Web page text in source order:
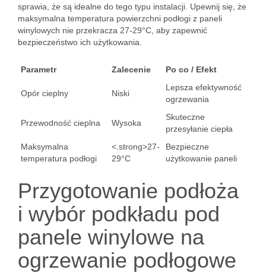
sprawia, że są idealne do tego typu instalacji. Upewnij się, że
maksymalna temperatura powierzchni podłogi z paneli
winylowych nie przekracza 27-29°C, aby zapewnić
bezpieczeństwo ich użytkowania.
Parametr Zalecenie Po co / Efekt
Opór cieplny Niski
Lepsza efektywność
ogrzewania
Przewodność cieplna Wysoka
Skuteczne
przesyłanie ciepła
Maksymalna
temperatura podłogi
<.strong>27-
29°C
Bezpieczne
użytkowanie paneli
Przygotowanie podłoża
i wybór podkładu pod
panele winylowe na
ogrzewanie podłogowe